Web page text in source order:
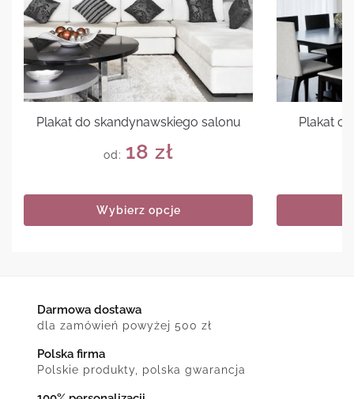
Plakat do skandynawskiego salonu
od: 18 zł
Wybierz opcje
Plakat
Darmowa dostawa
dla zamówień powyżej 500 zł
Polska firma
Polskie produkty, polska gwarancja